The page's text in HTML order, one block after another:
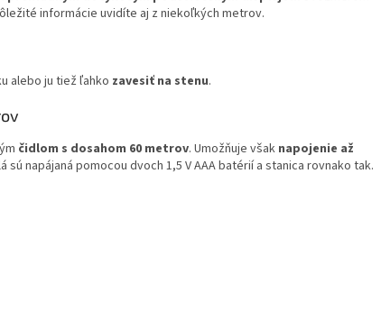
informácie uvidíte aj z niekoľkých metrov.
alebo ju tiež ľahko zavesiť na stenu.
čidlom s dosahom 60 metrov. Umožňuje však napojenie až
napájaná pomocou dvoch 1,5 V AAA batérií a stanica rovnako tak.